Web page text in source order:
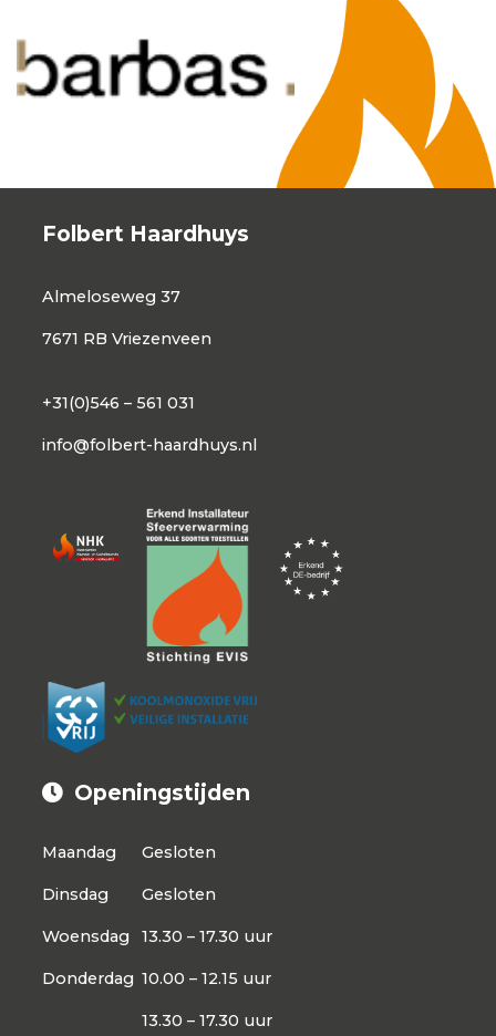
Folbert Haardhuys
Almeloseweg 37
7671 RB Vriezenveen
+31(0)546 – 561 031
info@folbert-haardhuys.nl
Openingstijden
Maandag Gesloten
Dinsdag Gesloten
Woensdag 13.30 – 17.30 uur
Donderdag 10.00 – 12.15 uur
13.30 – 17.30 uur